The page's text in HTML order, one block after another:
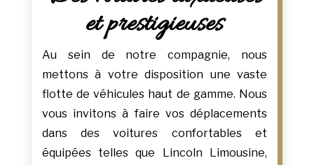
et prestigieuses
Au sein de notre compagnie, nous
mettons à votre disposition une vaste
flotte de véhicules haut de gamme. Nous
vous invitons à faire vos déplacements
dans des voitures confortables et
équipées telles que Lincoln Limousine,